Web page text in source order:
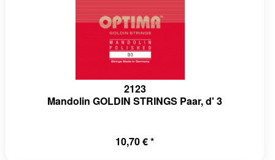
2123
Mandolin GOLDIN STRINGS Paar, d' 3
10,70 € *